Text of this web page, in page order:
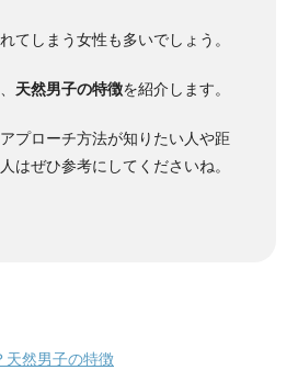
てしまう女性も多いでしょう。
天然男子の特徴を紹介します。
プローチ方法が知りたい人や距
はぜひ参考にしてくださいね。
天然男子の特徴